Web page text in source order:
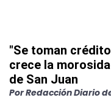
"Se toman
crece la
de San Juan
PorRedacción Diario